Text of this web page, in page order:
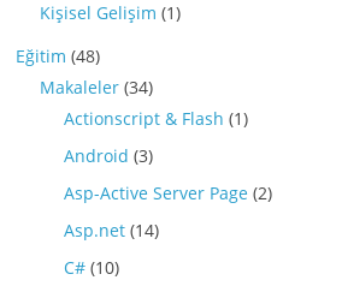
Kişisel Gelişim (1)
Eğitim (48)
Makaleler (34)
Actionscript & Flash (1)
Android (3)
Asp-Active Server Page (2)
Asp.net (14)
C# (10)